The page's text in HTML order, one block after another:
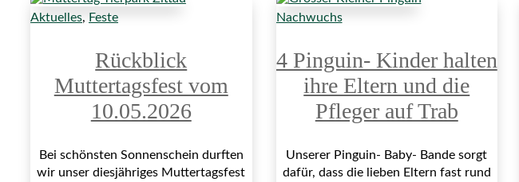
Aktuelles, Feste
Rückblick
Muttertagsfest vom
10.05.2026
Bei schönsten Sonnenschein durften
wir unser diesjähriges Muttertagsfest
Nachwuchs
4 Pinguin- Kinder halten
ihre Eltern und die
Pfleger auf Trab
Unserer Pinguin- Baby- Bande sorgt
dafür, dass die lieben Eltern fast rund